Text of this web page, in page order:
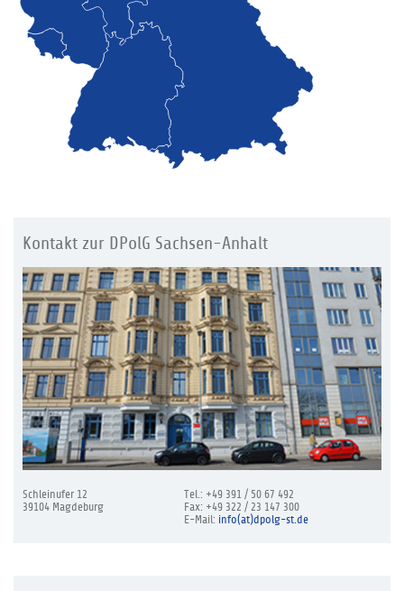
Kontakt zur DPolG Sachsen-Anhalt
Schleinufer 12
39104 Magdeburg
Tel.: +49 391 / 50 67 492
Fax: +49 322 / 23 147 300
E-Mail: info(at)dpolg-st.de